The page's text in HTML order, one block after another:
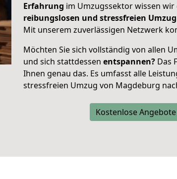
Erfahrung im Umzugssektor wissen
reibungslosen und stressfreien
Mit unserem zuverlässigen Netzwerk
Möchten Sie sich vollständig von allen
und sich stattdessen entspannen? Das
Ihnen genau das. Es umfasst alle
stressfreien Umzug von Magdeburg
Kostenlose